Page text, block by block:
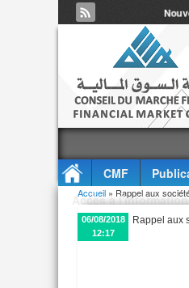
CMF
Accès à l'information
Vous êtes ici
Accueil » Rappel aux
06/08/2018
12:17
Rappel aux